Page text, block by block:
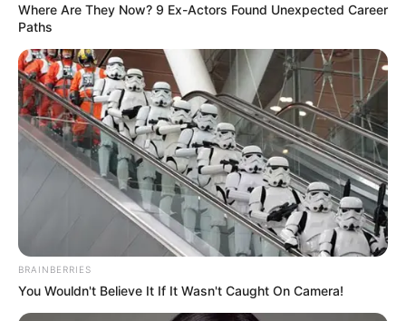
Where Are They Now? 9 Ex-Actors Found Unexpected Career
Paths
BRAINBERRIES
You Wouldn't Believe It If It Wasn't Caught On Camera!